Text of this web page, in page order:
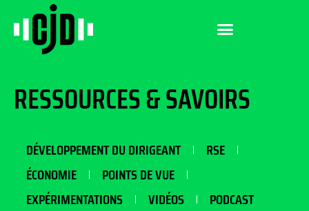
RESSOURCES & SAVOIRS
DÉVELOPPEMENT DU DIRIGEANT
RSE
ÉCONOMIE
POINTS DE VUE
EXPÉRIMENTATIONS
VIDÉOS PODCAST